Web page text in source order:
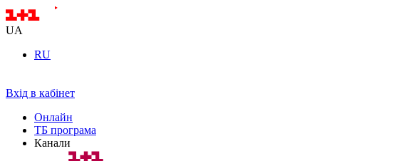
UA
RU
Вхід в кабінет
Онлайн
ТБ програма
Канали